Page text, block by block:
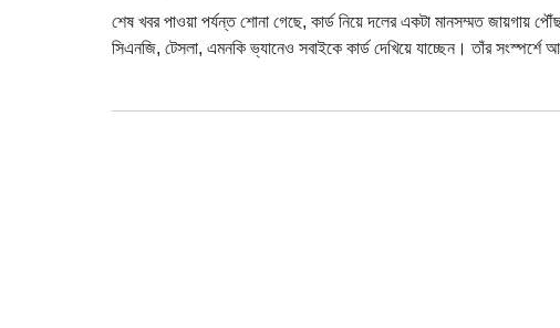
শেষ খবর পাওয়া পর্যন্ত শোনা গেছে, কার্ড নিয়ে দলের একটা মানসম্মত জায়গায়
সিএনজি, টেসলা, এমনকি ভ্যানেও সবাইকে কার্ড দেখিয়ে যাচ্ছেন। তাঁর